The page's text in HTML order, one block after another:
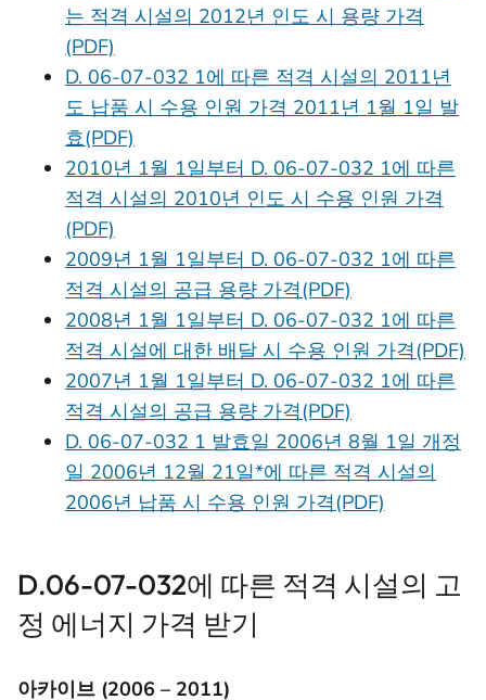
는 적격 시설의 2012년 인도 시 용량 가격
(PDF)
D. 06-07-032 1에 따른 적격 시설의 2011년
도 납품 시 수용 인원 가격 2011년 1월 1일 발
효(PDF)
2010년 1월 1일부터 D. 06-07-032 1에 따른
적격 시설의 2010년 인도 시 수용 인원 가격
(PDF)
2009년 1월 1일부터 D. 06-07-032 1에 따른
적격 시설의 공급 용량 가격(PDF)
2008년 1월 1일부터 D. 06-07-032 1에 따른
적격 시설에 대한 배달 시 수용 인원 가격(PDF)
2007년 1월 1일부터 D. 06-07-032 1에 따른
적격 시설의 공급 용량 가격(PDF)
D. 06-07-032 1 발효일 2006년 8월 1일 개정
일 2006년 12월 21일*에 따른 적격 시설의
2006년 납품 시 수용 인원 가격(PDF)
D.06-07-032에 따른 적격 시설의 고
정 에너지 가격 받기
아카이브 (2006 – 2011)